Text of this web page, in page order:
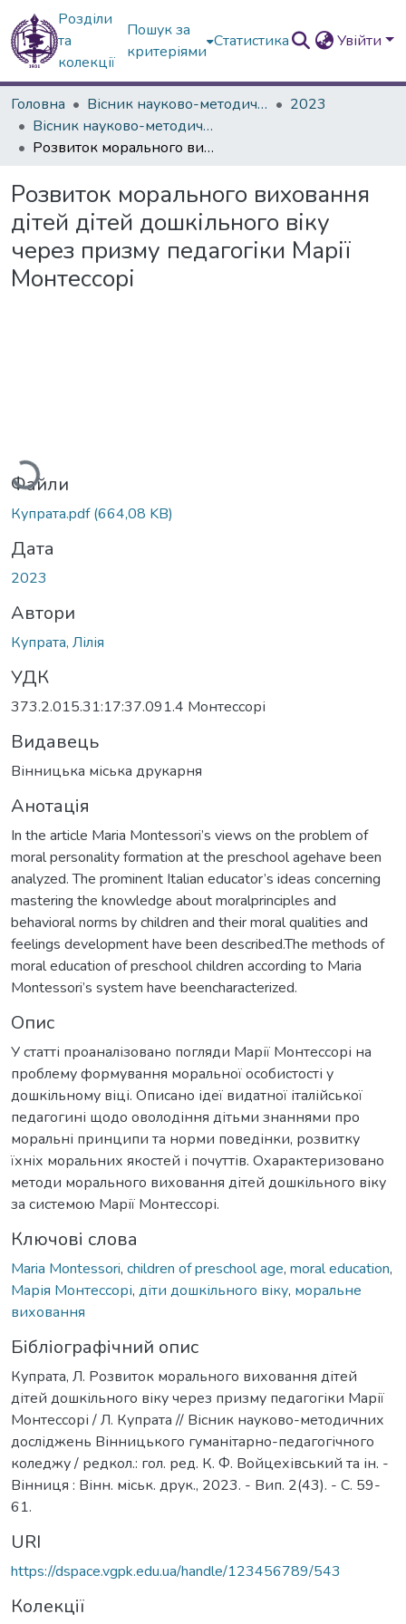
Розділи
та
колекції
Пошук за
критеріями
Статистика Увійти
Головна Вісник науково-методичних досліджень ВГПК
2023
Вісник науково-методичних досліджень ВГПК № 2 (43)
Розвиток морального виховання дітей дітей дошкільного віку через призму педагогіки Марії Монтессорі
Розвиток морального виховання
дітей дітей дошкільного віку
через призму педагогіки Марії
Монтессорі
Вантажиться...
Файли
Купрата.pdf(664,08 KB)
Дата
2023
Автори
Купрата, Лілія
УДК
373.2.015.31:17:37.091.4 Монтессорі
Видавець
Вінницька міська друкарня
Анотація
In the article Maria Montessori’s views on the problem of
moral personality formation at the preschool agehave been
analyzed. The prominent Italian educator’s ideas concerning
mastering the knowledge about moralprinciples and
behavioral norms by children and their moral qualities and
feelings development have been described.The methods of
moral education of preschool children according to Maria
Montessori’s system have beencharacterized.
Опис
У статті проаналізовано погляди Марії Монтессорі на
проблему формування моральної особистості у
дошкільному віці. Описано ідеї видатної італійської
педагогині щодо оволодіння дітьми знаннями про
моральні принципи та норми поведінки, розвитку
їхніх моральних якостей і почуттів. Охарактеризовано
методи морального виховання дітей дошкільного віку
за системою Марії Монтессорі.
Ключові слова
Maria Montessori, children of preschool age, moral education,
Марія Монтессорі, діти дошкільного віку, моральне
виховання
Бібліографічний опис
Купрата, Л. Розвиток морального виховання дітей
дітей дошкільного віку через призму педагогіки Марії
Монтессорі / Л. Купрата // Вісник науково-методичних
досліджень Вінницького гуманітарно-педагогічного
коледжу / редкол.: гол. ред. К. Ф. Войцехівський та ін. -
Вінниця : Вінн. міськ. друк., 2023. - Вип. 2(43). - С. 59-
61.
URI
https://dspace.vgpk.edu.ua/handle/123456789/543
Колекції